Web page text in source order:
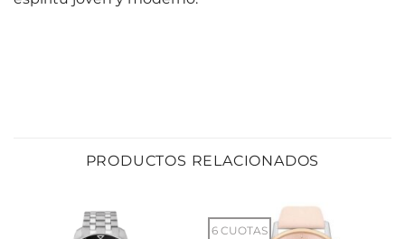
PRODUCTOS RELACIONADOS
6 CUOTAS